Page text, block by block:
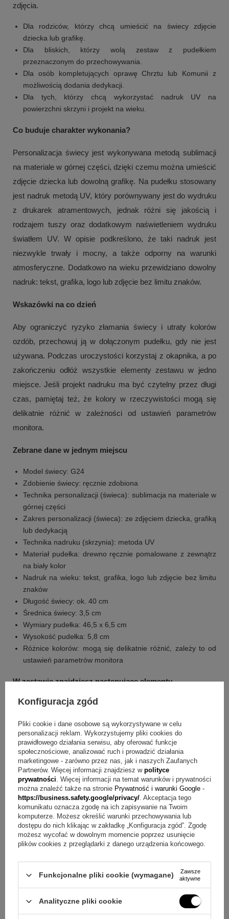
zdjęcia.
Dla rodziców, którzy chcą umieścić na świecy zdjęcie
dziecka lub grafikę.
Dla bliskich, którzy wolą zestaw z pudełkiem
przeznaczonym do przechowywania.
Dla osób kompletujących oprawę Chrztu lub Komunii z
możliwością dodania dedykacji.
Dla tych, którzy chcą wykorzystać nadruk UV na
powierzchni skrzyni i projekt na wieku.
Co buduje charakter wykonania?
Personalizacja świecy jest wykonywana metodą sublimacji
na materiale w górnej części, dzięki czemu można umieścić
zdjęcie dziecka lub dowolną grafikę. Na pudełku stosowany
jest nadruk metodą UV, który porównywany jest do wydruku
z drukarek atramentowych, jednak różni się jakością i
rodzajem tuszy oraz dodatkowym naświetleniem wydruku
światłem UV. W opisie podkreślono, że taki nadruk jest
niezwykle trwały i mocny, a także odporny na warunki
atmosferyczne. Dodatkowo na wieku przewidziano dowolny
nadruk: tekst, grafika, logo lub zdjęcie bez limitu znaków.
Wskazówki na co dzień
Aby ograniczyć ryzyko złamania świecy i utraty kolorów
ozdób, przechowuj ją w dołączonym pudełku, gdy nie jest
używana. Podczas uroczystości korzystaj z okapnika, a po
zakończeniu odłóż wszystkie elementy zestawu w jedno
miejsce. Jeśli projekt nadruku ma być czytelny przez długi
czas, pamiętaj też, że kolory w rzeczywistości mogą się
delikatnie różnić w zależności od ustawień parametrów
monitora.
Zebrane dane w jednym miejscu
Model świecy: G24
Zdobienie świecy: ręcznie zdobiona
Technika personalizacji (świeca): sublimacja na materiale w
górnej części
Zakres personalizacji (świeca): ze zdjęciem dziecka, grafiką
lub dedykacją
Technika nadruku (skrzynia): metoda UV
Materiał pudełka: drewno ręcznie pomalowane z zewnątrz
na biały kolor
Nadruk na wieku: tekst, grafika, logo lub zdjęcie bez limitu
znaków
Długość świecy: ok. 40 cm
Średnica świecy: 3,5 cm
Wymiary pudełka: 46,5 x 6,5 cm
Wysokość pudełka: 5,8 cm
Różnice kolorów: mogą się delikatnie różnić, zależy to od
ustawień parametrów monitora
W zestawie znajdziesz następujące elementy
świeca model G24
profitka
okapnik
skrzynka na świece
dowolny nadruk na wieku (tekst, grafika, logo lub zdjęcie
bez limitu znaków)
Pytania przed zakupem zestawu z nadrukiem UV
Pytanie:Jak wykonywana jest personalizacja na świecy?
Odpowiedź:Personalizacja na świecy jest robiona metodą
sublimacji na materiale w górnej części.
Jakie treści można umieścić na świecy?
Na świecy można umieścić zdjęcie dziecka lub
dowolną grafikę, a także dedykację.
Konfiguracja zgód
Pliki cookie i dane osobowe są wykorzystywane w celu
personalizacji reklam. Wykorzystujemy pliki cookies do
prawidłowego działania serwisu, aby oferować funkcje
społecznościowe, analizować ruch i prowadzić działania
marketingowe - zarówno przez nas, jak i naszych Zaufanych
Partnerów. Więcej informacji znajdziesz w polityce
prywatności. Więcej informacji na temat warunków i prywatności
można znaleźć także na stronie Prywatność i warunki Google -
https://business.safety.google/privacy/. Akceptacja tego
komunikatu oznacza zgodę na ich zapisywanie na Twoim
komputerze. Możesz określić warunki przechowywania lub
dostępu do nich klikając w zakładkę „Konfiguracja zgód”. Zgodę
możesz wycofać w dowolnym momencie poprzez usunięcie
plików cookies z przeglądarki z danego urządzenia końcowego.
Funkcjonalne pliki cookie (wymagane)
Zawsze
aktywne
Analityczne pliki cookie